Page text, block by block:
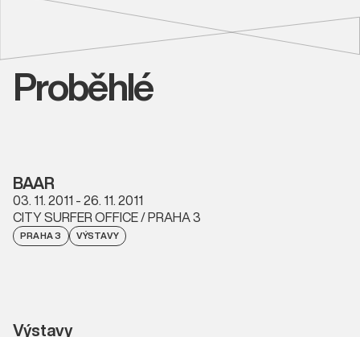
Proběhlé
BAAR
03. 11. 2011 - 26. 11. 2011
CITY SURFER OFFICE / PRAHA 3
PRAHA 3 VÝSTAVY
Výstavy